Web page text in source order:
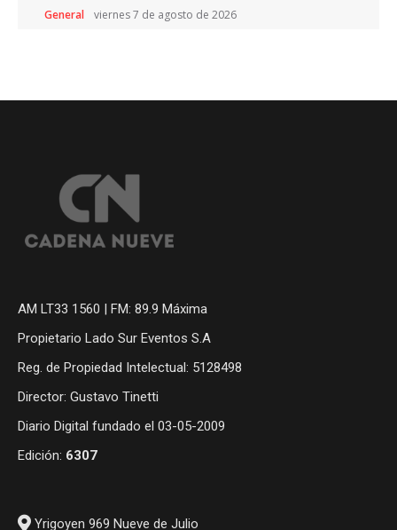
General viernes 7 de agosto de 2026
AM LT33 1560 | FM: 89.9 Máxima
Propietario Lado Sur Eventos S.A
Reg. de Propiedad Intelectual: 5128498
Director: Gustavo Tinetti
Diario Digital fundado el 03-05-2009
Edición: 6307
Yrigoyen 969 Nueve de Julio